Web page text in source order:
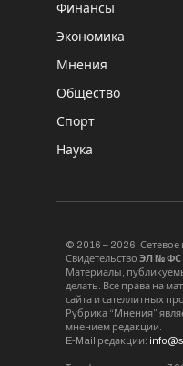
Финансы
Экономика
Мнения
Общество
Спорт
Наука
© 2016 – 2026, Сетевое
Свидетельство ЭЛ № ФС
Материалы,
делать. Все права на
сайта и сателлитных
Рубрика “Мнения”
мнением редакции.
E-Mail редакции: